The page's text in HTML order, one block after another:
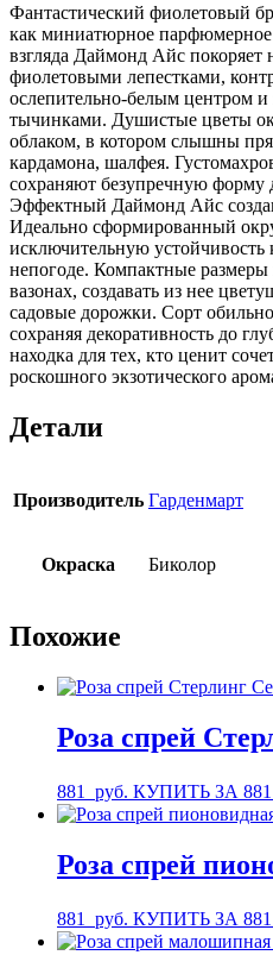
Фантастический фиолетовый
как миниатюрное
взгляда Даймонд Айс
фиолетовыми лепестками,
ослепительно-белым центром и
тычинками. Душистые цветы
облаком, в котором слышны
кардамона, шалфея.
сохраняют безупречную форму
Эффектный Даймонд Айс
Идеально сформированный
исключительную
непогоде. Компактные
вазонах, создавать из нее
садовые дорожки. Сорт
сохраняя декоративность до
находка для тех, кто ценит
роскошного экзотического
Детали
Производитель Гарденмарт
Окраска Биколор
Похожие
Роза спрей
881 руб. КУПИТЬ ЗА
Роза спрей
881 руб. КУПИТЬ ЗА